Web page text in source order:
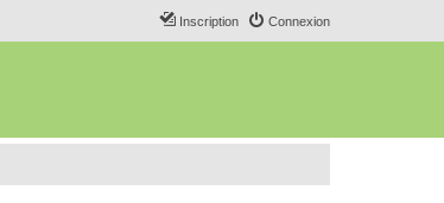
Connexion
Inscription